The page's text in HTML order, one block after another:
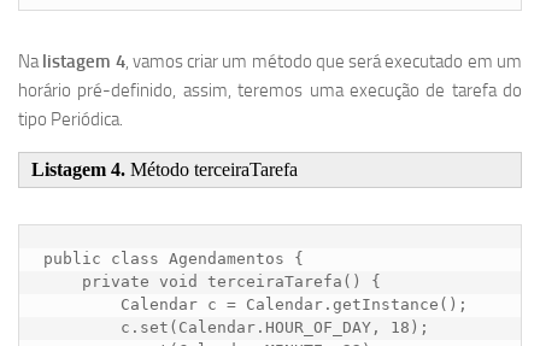
Nalistagem 4, vamos criar um método que será executado em um
horário pré-definido, assim, teremos uma execução de tarefa do
tipo Periódica.
Listagem 4. Método terceiraTarefa
public class Agendamentos {